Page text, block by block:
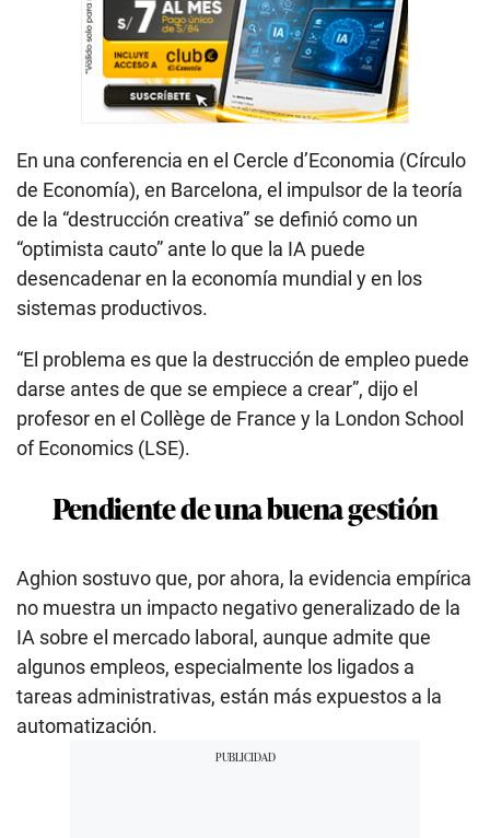
En una conferencia en el Cercle d’Economia (Círculo
de Economía), en Barcelona, el impulsor de la teoría
de la “destrucción creativa” se definió como un
“optimista cauto” ante lo que la IA puede
desencadenar en la economía mundial y en los
sistemas productivos.
“El problema es que la destrucción de empleo puede
darse antes de que se empiece a crear”, dijo el
profesor en el Collège de France y la London School
of Economics (LSE).
Pendiente de una buena gestión
Aghion sostuvo que, por ahora, la evidencia empírica
no muestra un impacto negativo generalizado de la
IA sobre el mercado laboral, aunque admite que
algunos empleos, especialmente los ligados a
tareas administrativas, están más expuestos a la
automatización.